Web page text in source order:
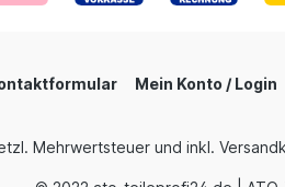
Mein Konto / Login
Mehrwertsteuer und inkl.